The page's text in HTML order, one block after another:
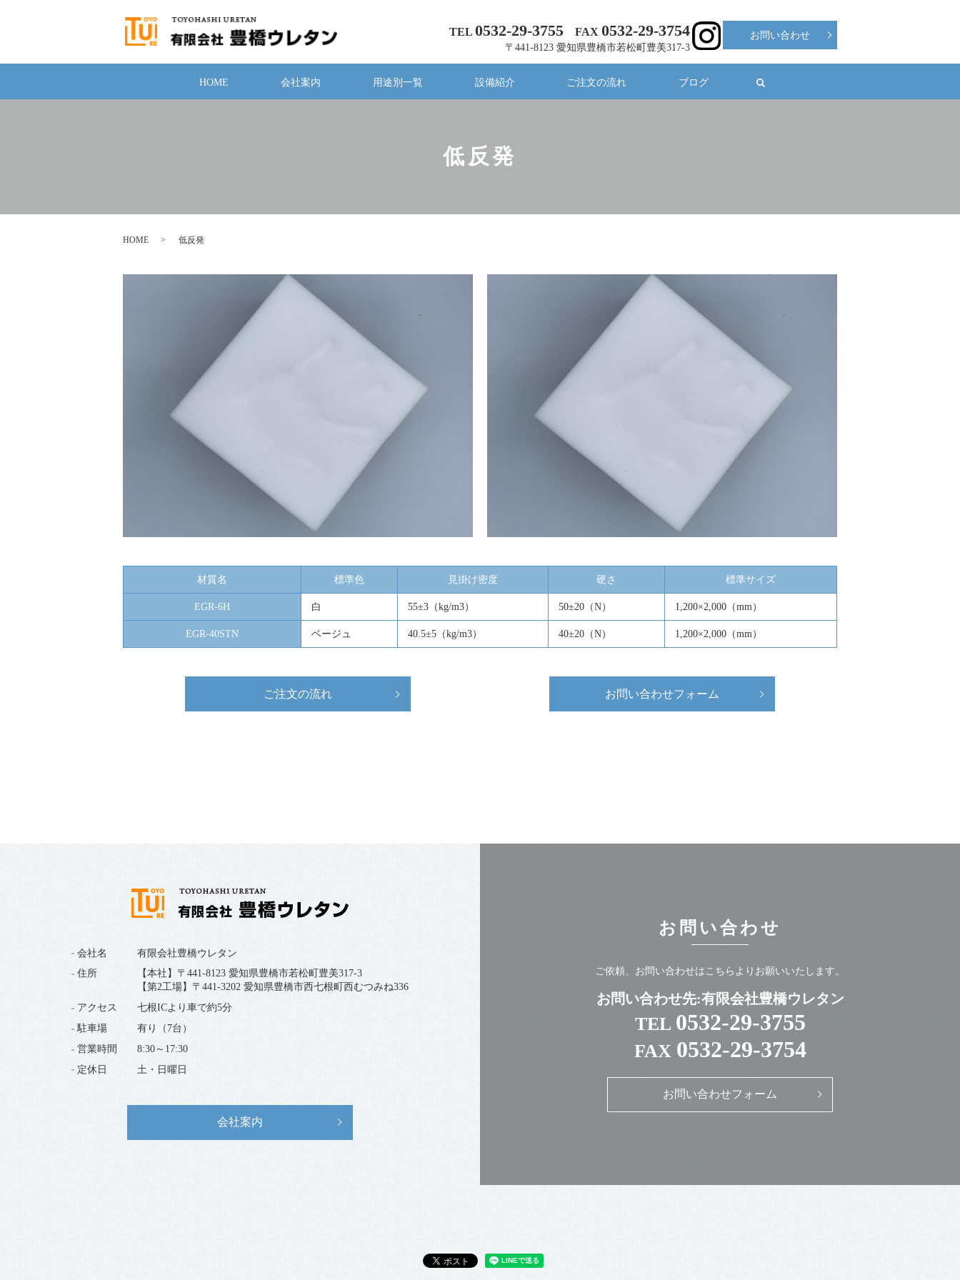
HOME 会社案内 用途別一覧 設備紹介 ご注文の流れ ブログ
TEL 0532-29-3755 FAX 0532-29-3754
〒441-8123 愛知県豊橋市若松町豊美317-3
お問い合わせ
低反発
HOME 低反発
材質名 標準色 見掛け密度 硬さ 標準サイズ
EGR-6H 白 55±3（kg/m3） 50±20（N） 1,200×2,000（mm）
EGR-40STN ベージュ 40.5±5（kg/m3） 40±20（N） 1,200×2,000（mm）
ご注文の流れ お問い合わせフォーム
会社名
有限会社豊橋ウレタン
住所
【本社】〒441-8123 愛知県豊橋市若松町豊美317-3
【第2工場】〒441-3202 愛知県豊橋市西七根町西むつみね336
アクセス
七根ICより車で約5分
駐車場
有り（7台）
営業時間
8:30～17:30
定休日
土・日曜日
会社案内
お問い合わせ
ご依頼、お問い合わせは こちらよりお願いいたします。
お問い合わせ先:有限会社豊橋ウレタン
TEL 0532-29-3755
FAX 0532-29-3754
お問い合わせフォーム